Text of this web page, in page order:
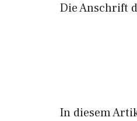
Die Anschrift
In diesem